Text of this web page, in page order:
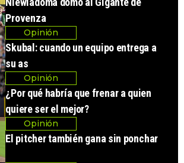
Provenza
Opinión
Skubal: cuando un equipo entrega a
su as
Opinión
¿Por qué habría que frenar a quien
quiere ser el mejor?
Opinión
El pitcher también gana sin ponchar